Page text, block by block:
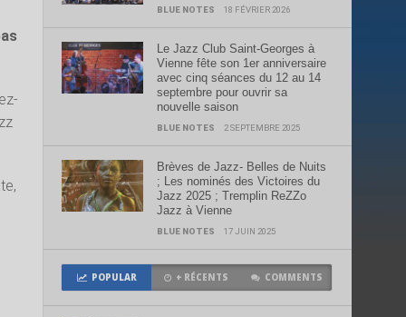
BLUE NOTES 18 FÉVRIER 2026
Le Jazz Club Saint-Georges à
Vienne fête son 1er anniversaire
avec cinq séances du 12 au 14
septembre pour ouvrir sa
nouvelle saison
BLUE NOTES 2 SEPTEMBRE 2025
Brèves de Jazz- Belles de Nuits
; Les nominés des Victoires du
Jazz 2025 ; Tremplin ReZZo
Jazz à Vienne
BLUE NOTES 17 JUIN 2025
POPULAR + RÉCENTS COMMENTS